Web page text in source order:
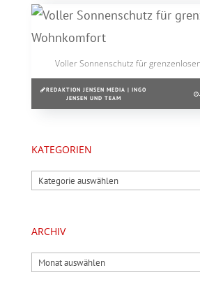
Voller Sonnenschutz für
REDAKTION JENSEN MEDIA | INGO
JENSEN UND TEAM
KATEGORIEN
Kategorien
ARCHIV
Archiv